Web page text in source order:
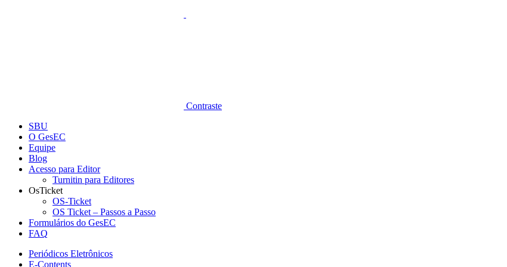
Contraste
SBU
O GesEC
Equipe
Blog
Acesso para Editor
Turnitin para Editores
OsTicket
OS-Ticket
OS Ticket – Passos a Passo
Formulários do GesEC
FAQ
Periódicos Eletrônicos
E-Contents